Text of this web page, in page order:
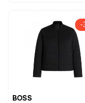
-
BOSS